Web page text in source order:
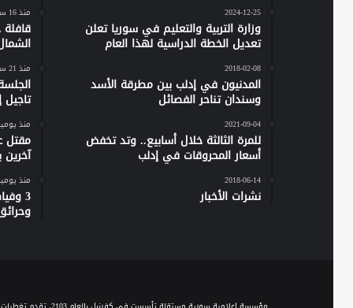
2024-12-25
وزارة التربية والتعليم في سوريا تعلن
تعديل الخطة الدراسية لهذا العام
2018-02-08
المدنيون في إدلب بين مطرقة الأسد
وسندان تناحر الفصائل
2021-09-04
للمرة الثالثة خلال أسابيع.. وتد تخفض
أسعار المحروقات في إدلب
2018-06-14
نشرات الأخبار
منذ 16 ساعة
منذ 21 ساعة
تاجيل
منذ
مقتل
منذ